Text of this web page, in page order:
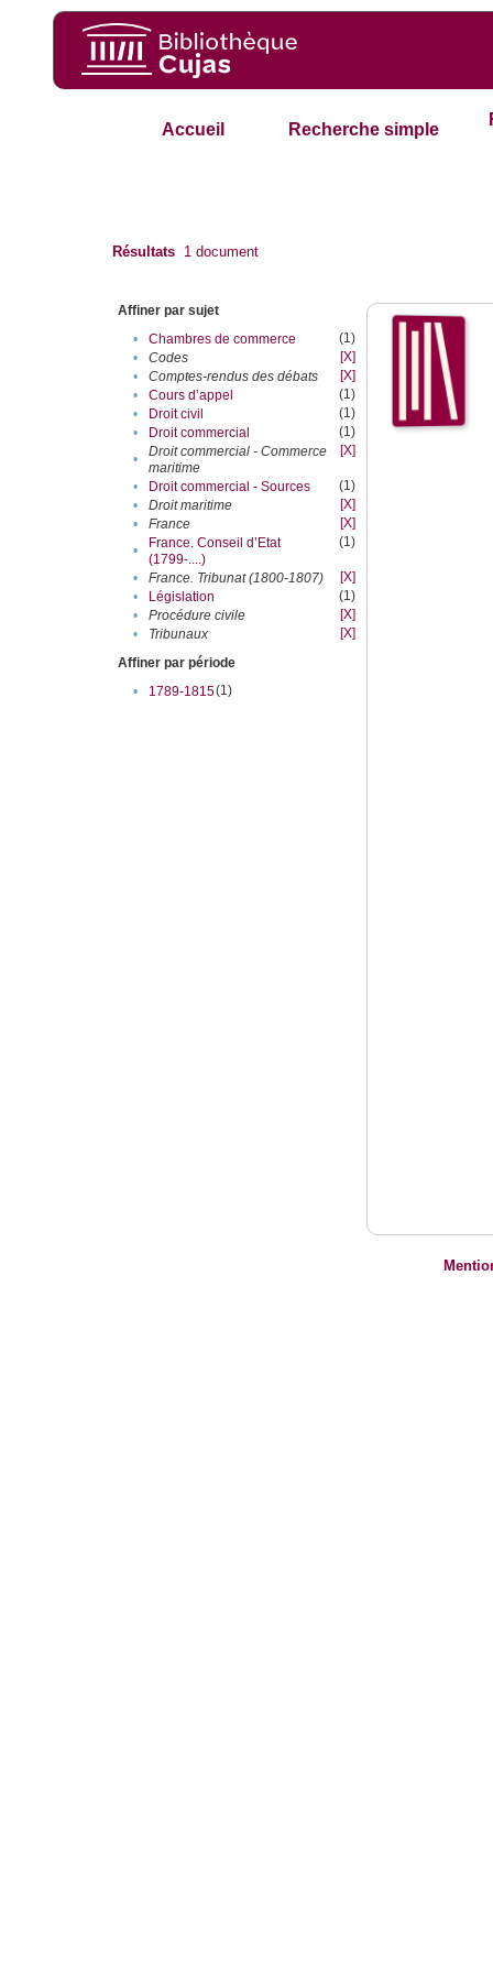
Accueil Recherche simple
Résultats 1 document
Affiner par sujet
•
Chambres de commerce
(1)
•
Codes
[X]
•
Comptes-rendus des débats
[X]
•
Cours d’appel
(1)
•
Droit civil
(1)
•
Droit commercial
(1)
•
Droit commercial - Commerce
maritime
[X]
• Droit commercial - Sources
(1)
•
Droit maritime
[X]
•
France
[X]
•
France. Conseil d’Etat
(1799-....)
(1)
• France. Tribunat (1800-1807)
[X]
•
Législation
(1)
•
Procédure civile
[X]
•
Tribunaux
[X]
Affiner par période
•
1789-1815(1)